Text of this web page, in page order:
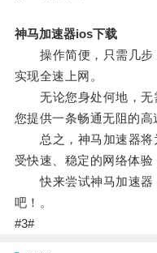
神马加速器ios下载
操作简便，只需几步
实现全速上网。
无论您身处何地，无
您提供一条畅通无阻的高
总之，神马加速器将
受快速、稳定的网络体验
快来尝试神马加速器
吧！。
#3#